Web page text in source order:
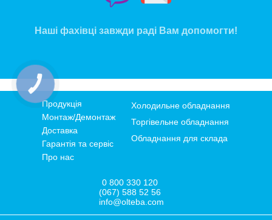
Наші фахівці завжди раді Вам допомогти!
Продукція
Монтаж/Демонтаж
Доставка
Гарантія та сервіс
Про нас
Холодильне обладнання
Торгівельне обладнання
Обладнання для склада
0 800 330 120
(067) 588 52 56
info@olteba.com
КНОПКА
ЗВ'ЯЗКУ